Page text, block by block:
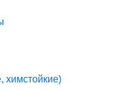
химстойкие)